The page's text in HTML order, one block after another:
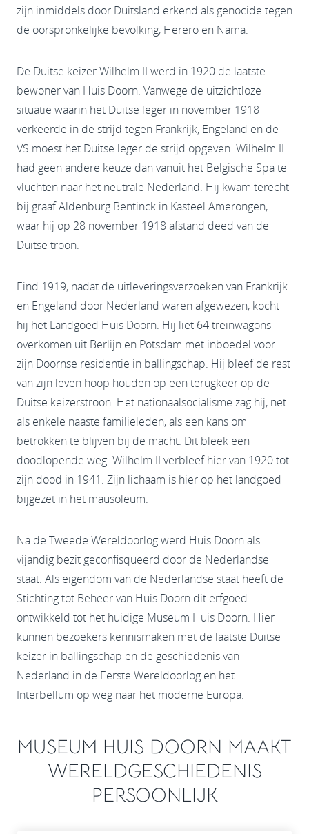
zijn inmiddels door Duitsland erkend als genocide tegen
de oorspronkelijke bevolking, Herero en Nama.
De Duitse keizer Wilhelm II werd in 1920 de laatste
bewoner van Huis Doorn. Vanwege de uitzichtloze
situatie waarin het Duitse leger in november 1918
verkeerde in de strijd tegen Frankrijk, Engeland en de
VS moest het Duitse leger de strijd opgeven. Wilhelm II
had geen andere keuze dan vanuit het Belgische Spa te
vluchten naar het neutrale Nederland. Hij kwam terecht
bij graaf Aldenburg Bentinck in Kasteel Amerongen,
waar hij op 28 november 1918 afstand deed van de
Duitse troon.
Eind 1919, nadat de uitleveringsverzoeken van Frankrijk
en Engeland door Nederland waren afgewezen, kocht
hij het Landgoed Huis Doorn. Hij liet 64 treinwagons
overkomen uit Berlijn en Potsdam met inboedel voor
zijn Doornse residentie in ballingschap. Hij bleef de rest
van zijn leven hoop houden op een terugkeer op de
Duitse keizerstroon. Het nationaalsocialisme zag hij, net
als enkele naaste familieleden, als een kans om
betrokken te blijven bij de macht. Dit bleek een
doodlopende weg. Wilhelm II verbleef hier van 1920 tot
zijn dood in 1941. Zijn lichaam is hier op het landgoed
bijgezet in het mausoleum.
Na de Tweede Wereldoorlog werd Huis Doorn als
vijandig bezit geconfisqueerd door de Nederlandse
staat. Als eigendom van de Nederlandse staat heeft de
Stichting tot Beheer van Huis Doorn dit erfgoed
ontwikkeld tot het huidige Museum Huis Doorn. Hier
kunnen bezoekers kennismaken met de laatste Duitse
keizer in ballingschap en de geschiedenis van
Nederland in de Eerste Wereldoorlog en het
Interbellum op weg naar het moderne Europa.
MUSEUM HUIS DOORN MAAKT
WERELDGESCHIEDENIS
PERSOONLIJK